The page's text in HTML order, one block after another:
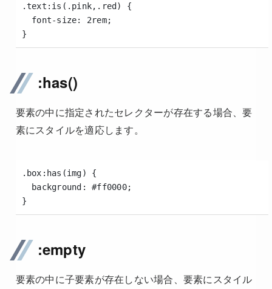
.text:is(.pink,.red) {
  font-size: 2rem;
}
:has()
要素の中に指定されたセレクターが存在する場合、要
素にスタイルを適応します。
.box:has(img) {
  background: #ff0000;
}
:empty
要素の中に子要素が存在しない場合、要素にスタイル